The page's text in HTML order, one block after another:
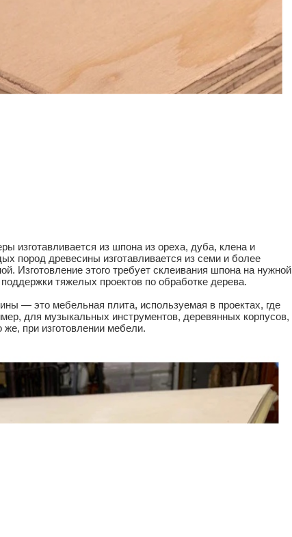
изготавливается из шпона из ореха, дуба, клена и
пород древесины изготавливается из семи и более
Изготовление этого требует склеивания шпона на нужной
тяжелых проектов по обработке дерева.
— это мебельная плита, используемая в проектах, где
для музыкальных инструментов, деревянных корпусов,
же, при изготовлении мебели.